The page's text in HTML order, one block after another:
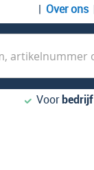
Over ons
Voorbedrijf